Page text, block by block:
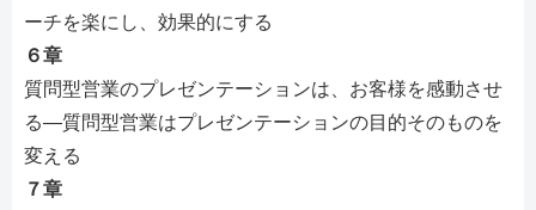
ーチを楽にし、効果的にする
６章
質問型営業のプレゼンテーションは、お客様を感動させ
る―質問型営業はプレゼンテーションの目的そのものを
変える
７章